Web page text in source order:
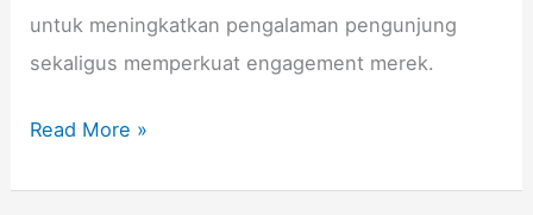
untuk meningkatkan pengalaman pengunjung
sekaligus memperkuat engagement merek.
Read More »